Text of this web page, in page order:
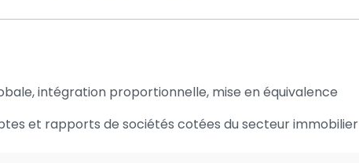
intégration proportionnelle, mise en équivalence
et rapports de sociétés cotées du secteur immobilier